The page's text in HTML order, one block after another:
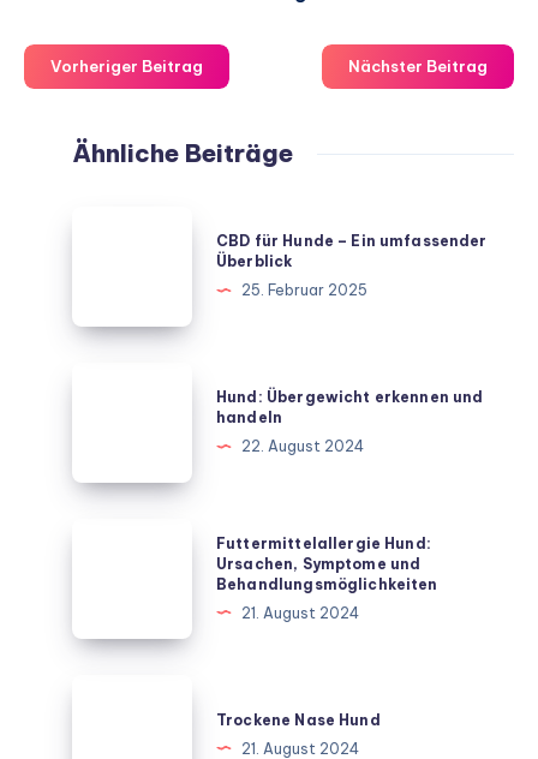
Vorheriger Beitrag Nächster Beitrag
Ähnliche Beiträge
Ein
CBD für Hunde – Ein umfassender
Überblick
25. Februar 2025
handeln
Hund: Übergewicht erkennen und
handeln
22. August 2024
Futtermittelallergie
und
Futtermittelallergie Hund:
Ursachen, Symptome und
Behandlungsmöglichkeiten
21. August 2024
Trockene Nase Hund
21. August 2024